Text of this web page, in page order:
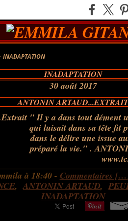
INADAPTATION
INADAPTATION
30 août 2017
ANTONIN ARTAUD...EXTRAIT
" Il y a dans tout dément
qui luisait dans sa tête fit
dans le délire une issue
préparé la vie." .
à 18:40 - Commentaires […
,ANTONIN ARTAUD,
INADAPTATION